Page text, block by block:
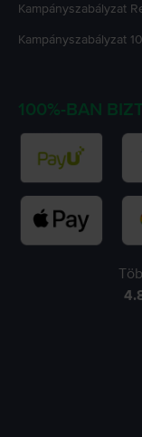
Kampányszabályzat
Kampányszabályzat
100%-BAN